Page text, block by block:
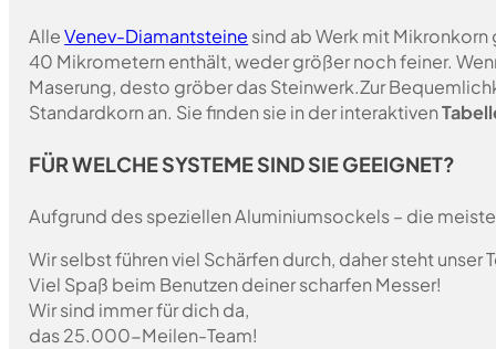
AlleVenev-Diamantsteine sind ab Werk mit
40 Mikrometern enthält, weder größer noch feiner.
Maserung, desto gröber das Steinwerk.Zur
Standardkorn an. Sie finden sie in der interaktiven
FÜR WELCHE SYSTEME SIND SIE GEEIGNET?
Aufgrund des speziellen Aluminiumsockels – die
Wir selbst führen viel Schärfen durch, daher steht
Viel Spaß beim Benutzen deiner scharfen Messer!
Wir sind immer für dich da,
das 25.000-Meilen-Team!